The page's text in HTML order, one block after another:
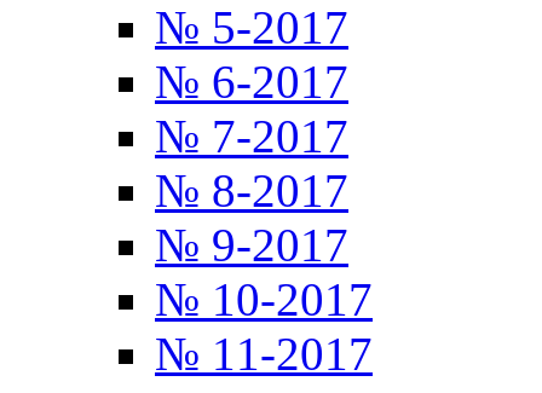
№ 5-2017
№ 6-2017
№ 7-2017
№ 8-2017
№ 9-2017
№ 10-2017
№ 11-2017